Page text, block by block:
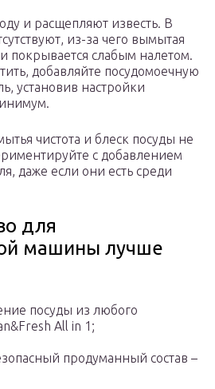
и расщепляют известь. В
из-за чего вымытая
покрывается слабым налетом.
добавляйте посудомоечную
установив настройки
чистота и блеск посуды не
с добавлением
даже если они есть среди
для
машины лучше
посуды из любого
All in 1;
продуманный состав –